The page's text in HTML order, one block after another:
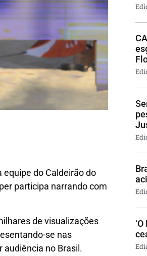
equipe do Caldeirão do
participa narrando com
de visualizações
se nas
audiência no Brasil.